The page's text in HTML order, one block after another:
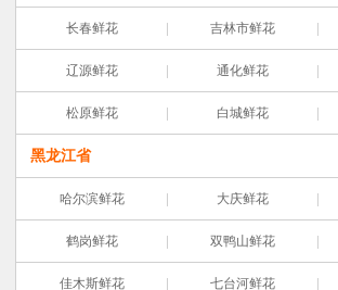
长春鲜花 吉林市鲜花
辽源鲜花 通化鲜花
松原鲜花 白城鲜花
黑龙江省
哈尔滨鲜花 大庆鲜花
鹤岗鲜花 双鸭山鲜花
佳木斯鲜花 七台河鲜花